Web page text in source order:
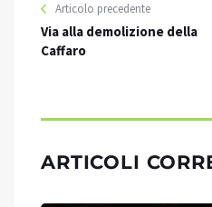
Articolo precedente
Via alla demolizione della
Caffaro
ARTICOLI